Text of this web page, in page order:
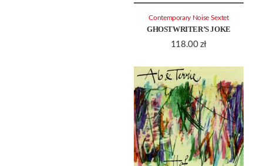
GHOSTWRITER’S JOKE
118.00 zł
Contemporary Noise Sextet